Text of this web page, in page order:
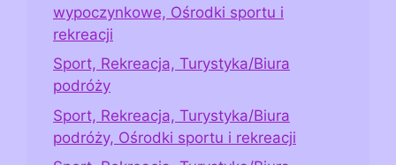
wypoczynkowe, Ośrodki sportu i
rekreacji
Sport, Rekreacja, Turystyka/Biura
podróży
Sport, Rekreacja, Turystyka/Biura
podróży, Ośrodki sportu i rekreacji